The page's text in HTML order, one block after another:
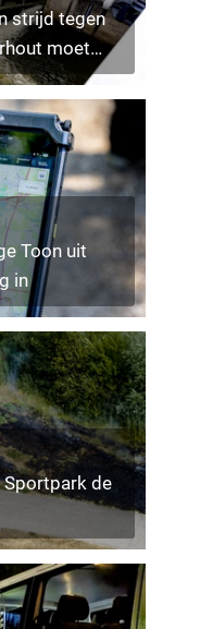
strijd tegen
moet
Toon uit
in
Sportpark de